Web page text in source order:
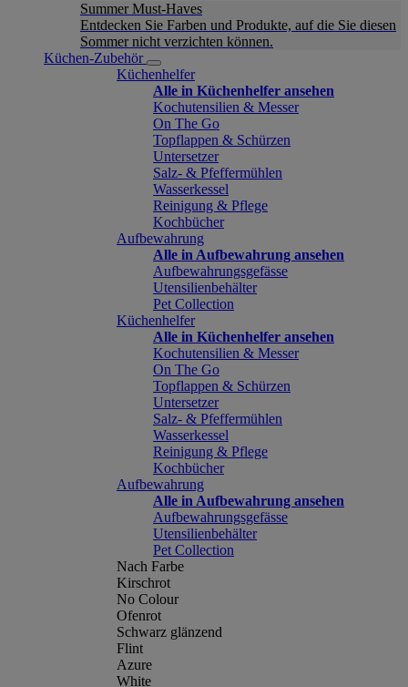
Summer Must-Haves
Entdecken Sie Farben und Produkte, auf die Sie diesen
Sommer nicht verzichten können.
Küchen-Zubehör
Küchenhelfer
Alle in Küchenhelfer ansehen
Kochutensilien & Messer
On The Go
Topflappen & Schürzen
Untersetzer
Salz- & Pfeffermühlen
Wasserkessel
Reinigung & Pflege
Kochbücher
Aufbewahrung
Alle in Aufbewahrung ansehen
Aufbewahrungsgefässe
Utensilienbehälter
Pet Collection
Küchenhelfer
Alle in Küchenhelfer ansehen
Kochutensilien & Messer
On The Go
Topflappen & Schürzen
Untersetzer
Salz- & Pfeffermühlen
Wasserkessel
Reinigung & Pflege
Kochbücher
Aufbewahrung
Alle in Aufbewahrung ansehen
Aufbewahrungsgefässe
Utensilienbehälter
Pet Collection
Nach Farbe
Kirschrot
No Colour
Ofenrot
Schwarz glänzend
Flint
Azure
White